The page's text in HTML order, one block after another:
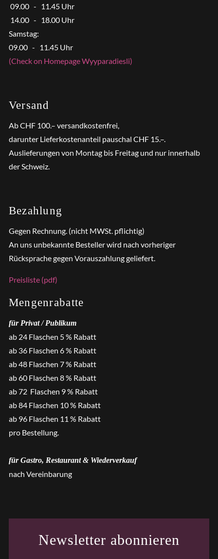
09.00 - 11.45 Uhr
14.00 - 18.00 Uhr
Samstag:
09.00 - 11.45 Uhr
(Check on Homepage Wyyparadiesli)
Versand
Ab CHF 100.– versandkostenfrei,
darunter Lieferkostenanteil pauschal CHF 15.–.
Auslieferungen von Montag bis Freitag und nur innerhalb
der Schweiz.
Bezahlung
Gegen Rechnung. (nicht MWSt. pflichtig)
An uns unbekannte Besteller wird nach vorheriger
Rücksprache gegen Vorauszahlung geliefert.
Preisliste (pdf)
Mengenrabatte
für Privat / Publikum
ab 24 Flaschen 5 % Rabatt
ab 36 Flaschen 6 % Rabatt
ab 48 Flaschen 7 % Rabatt
ab 60 Flaschen 8 % Rabatt
ab 72 Flaschen 9 % Rabatt
ab 84 Flaschen 10 % Rabatt
ab 96 Flaschen 11 % Rabatt
pro Bestellung.
für Gastro, Restaurant & Wiederverkauf
nach Vereinbarung
Newsletter abonnieren